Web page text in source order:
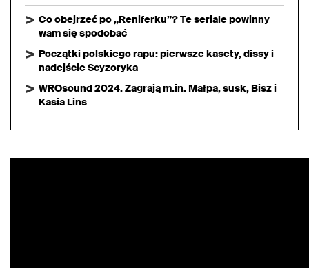
Co obejrzeć po „Reniferku”? Te seriale powinny
wam się spodobać
Początki polskiego rapu: pierwsze kasety, dissy i
nadejście Scyzoryka
WROsound 2024. Zagrają m.in. Małpa, susk, Bisz i
Kasia Lins